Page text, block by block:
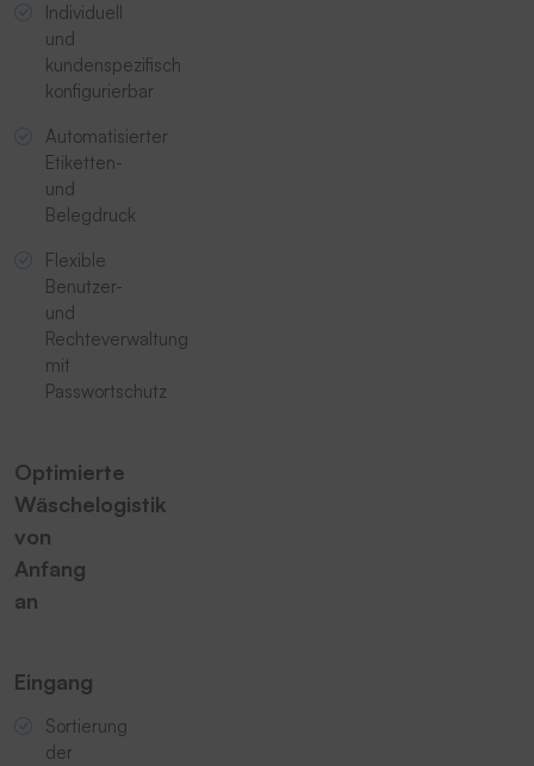
Individuell
und
kundenspezifisch
konfigurierbar
Automatisierter
Etiketten-
und
Belegdruck
Flexible
Benutzer-
und
Rechteverwaltung
mit
Passwortschutz
Optimierte
Wäschelogistik
von
Anfang
an
Eingang
Sortierung
der